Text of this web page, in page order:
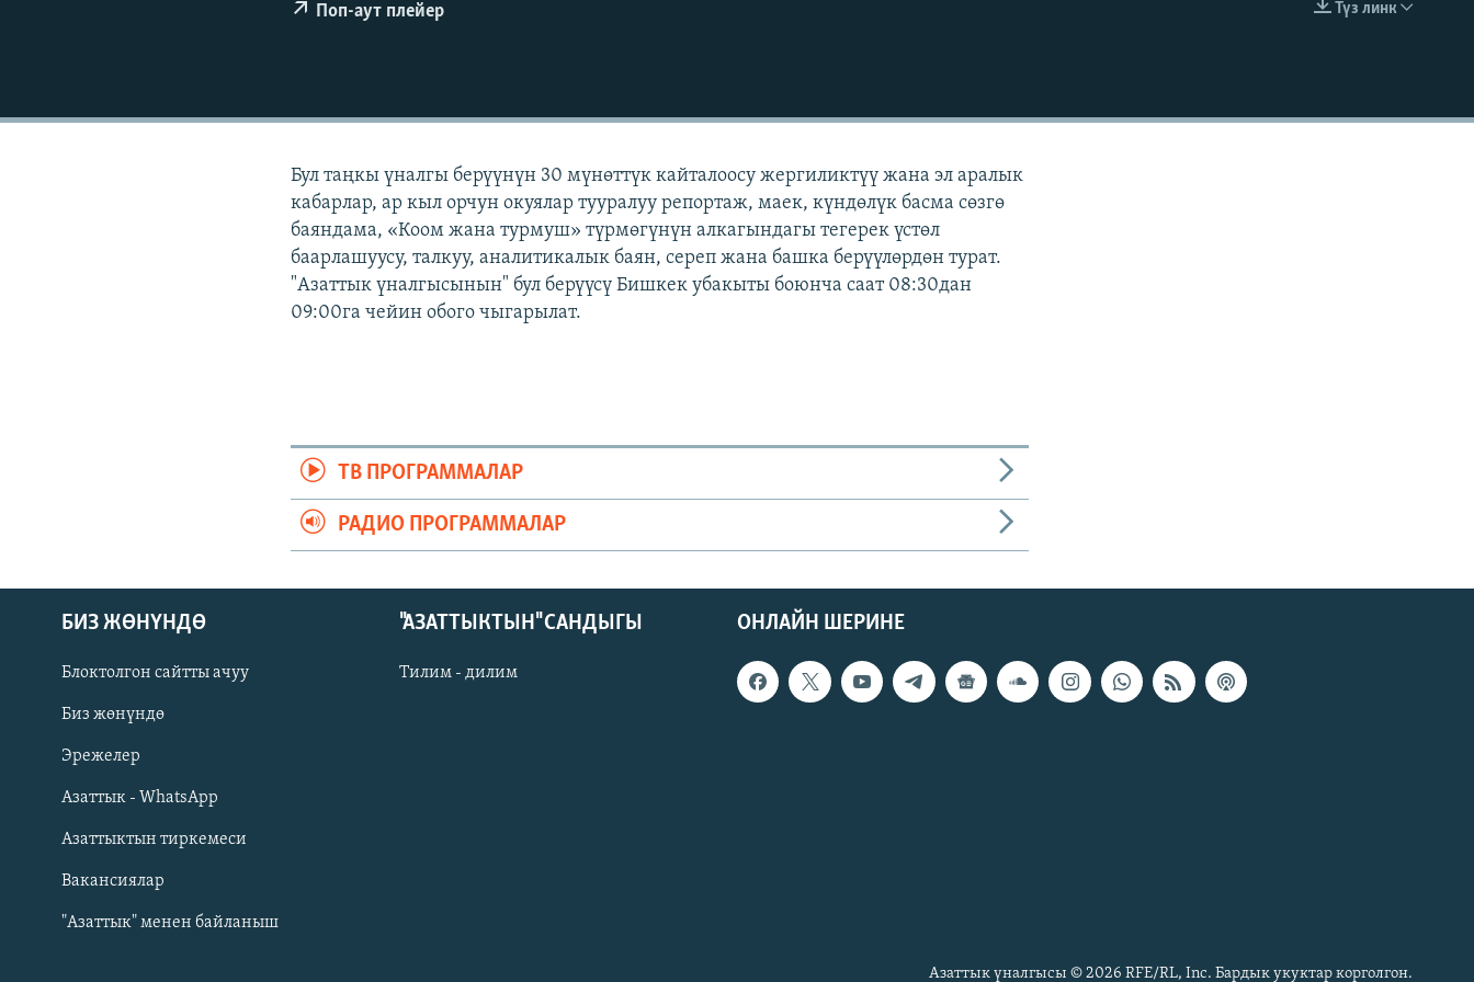
Русский
ОНЛАЙН ШЕРИНЕ
EMBED
Түз линк
Поп-аут плейер
Бул таңкы үналгы берүүнүн 30 мүнөттүк кайталоосу жергиликтүү жана эл аралык
кабарлар, ар кыл орчун окуялар тууралуу репортаж, маек, күндөлүк басма сөзгө
баяндама, «Коом жана турмуш» түрмөгүнүн алкагындагы тегерек үстөл
баарлашуусу, талкуу, аналитикалык баян, сереп жана башка берүүлөрдөн турат.
"Азаттык үналгысынын" бул берүүсү Бишкек убакыты боюнча саат 08:30дан
09:00га чейин обого чыгарылат.
ТВ ПРОГРАММАЛАР
РАДИО ПРОГРАММАЛАР
ОНЛАЙН ШЕРИНЕ
БИЗ ЖӨНҮНДӨ
Блоктолгон сайтты ачуу
Биз жөнүндө
Эрежелер
Азаттык - WhatsApp
Азаттыктын тиркемеси
Вакансиялар
"Азаттык" менен байланыш
"АЗАТТЫКТЫН" САНДЫГЫ
Тилим - дилим
Азаттык үналгысы © 2026 RFE/RL, Inc. Бардык укуктар корголгон.